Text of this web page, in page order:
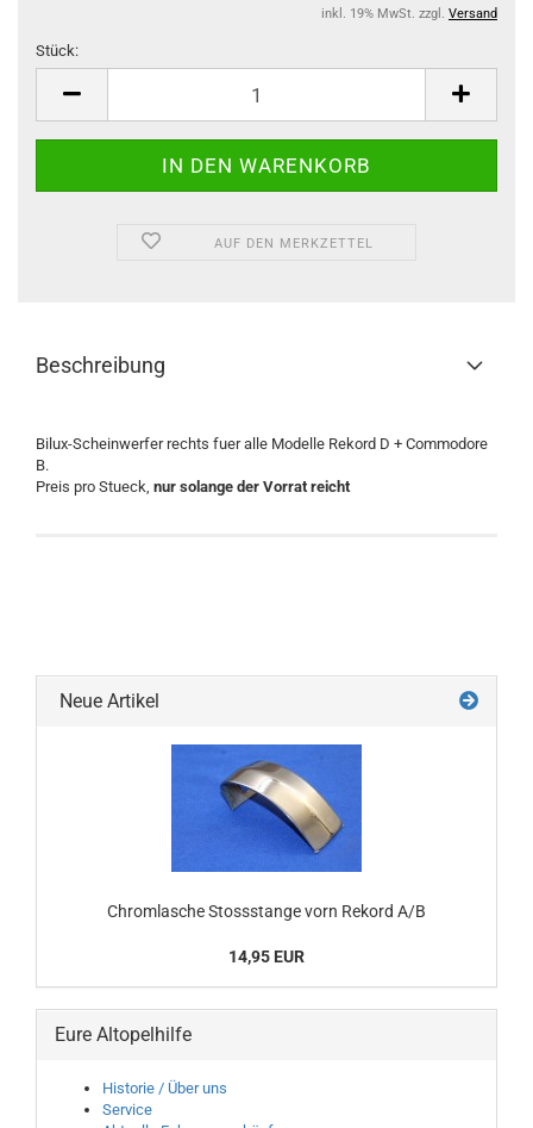
inkl. 19% MwSt. zzgl. Versand
Stück:
AUF DEN MERKZETTEL
Beschreibung
Bilux-Scheinwerfer rechts fuer alle Modelle Rekord D + Commodore
B.
Preis pro Stueck, nur solange der Vorrat reicht
Neue Artikel
Chromlasche Stossstange vorn Rekord A/B
14,95 EUR
Eure Altopelhilfe
Historie / Über uns
Service